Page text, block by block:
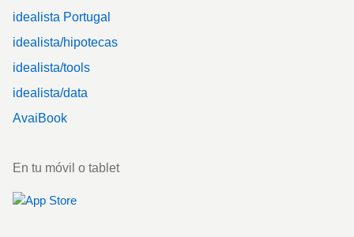
idealista Portugal
idealista/hipotecas
idealista/tools
idealista/data
AvaiBook
En tu móvil o tablet